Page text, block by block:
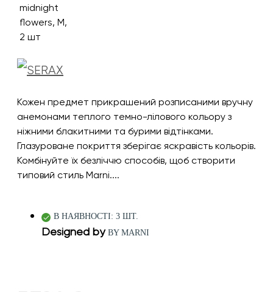
Кожен предмет прикрашений розписаними вручну
анемонами теплого темно-лілового кольору з
ніжними блакитними та бурими відтінками.
Глазуроване покриття зберігає яскравість кольорів.
Комбінуйте їх безліччю способів, щоб створити
типовий стиль Marni....
В НАЯВНОСТІ: 3 ШТ.
Designed by BY MARNI